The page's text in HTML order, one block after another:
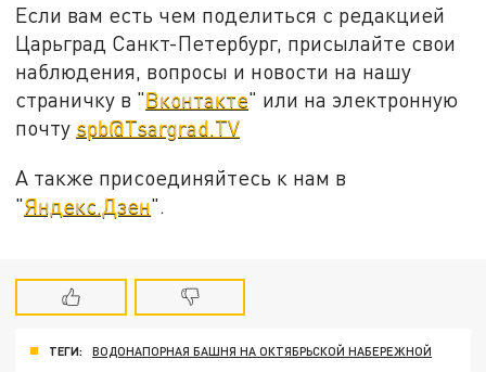
Если вам есть чем поделиться с редакцией
Царьград Санкт-Петербург, присылайте свои
наблюдения, вопросы и новости на нашу
страничку в "Вконтакте" или на электронную
почту spb@Tsargrad.TV
А также присоединяйтесь к нам в
"Яндекс.Дзен".
ТЕГИ: ВОДОНАПОРНАЯ БАШНЯ НА ОКТЯБРЬСКОЙ НАБЕРЕЖНОЙ